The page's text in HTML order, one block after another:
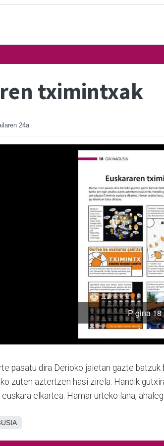
tximintxak
24a
pasatu dira Derioko jaietan gazte
zuten aztertzen hasi zirela. Handik
elkartea. Hamar urteko lana,